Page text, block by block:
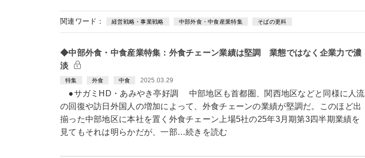
関連ワード： 経営戦略・事業戦略 中部外食・中食産業特集 そばの更科
◆中部外食・中食産業特集：外食チェーン業績は堅調 業態ではなく企業力で濃
淡
特集 外食 中食 2025.03.29
●サガミHD・あみやき亭好調 中部地区も首都圏、関西地区などと同様に人流
の回復や訪日外国人の増加によって、外食チェーンの業績が堅調だ。このほど出
揃った中部地区に本社を置く外食チェーン上場5社の25年3月期第3四半期業績を
見てもそれは明らかだが、一部…続きを読む